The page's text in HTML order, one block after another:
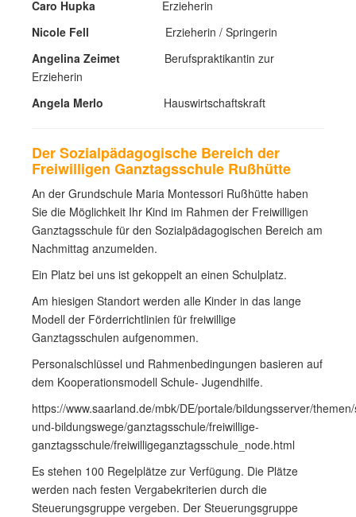
Caro Hupka
Erzieherin
Nicole Fell
Erzieherin / Springerin
Angelina Zeimet Berufspraktikantin zur
Erzieherin
Angela Merlo Hauswirtschaftskraft
Der Sozialpädagogische Bereich der
Freiwilligen Ganztagsschule Rußhütte
An der Grundschule Maria Montessori Rußhütte haben
Sie die Möglichkeit Ihr Kind im Rahmen der Freiwilligen
Ganztagsschule für den Sozialpädagogischen Bereich am
Nachmittag anzumelden.
Ein Platz bei uns ist gekoppelt an einen Schulplatz.
Am hiesigen Standort werden alle Kinder in das lange
Modell der Förderrichtlinien für freiwillige
Ganztagsschulen aufgenommen.
Personalschlüssel und Rahmenbedingungen basieren auf
dem Kooperationsmodell Schule- Jugendhilfe.
https://www.saarland.de/mbk/DE/portale/bildungsserver/
und-bildungswege/ganztagsschule/freiwillige-
ganztagsschule/freiwilligeganztagsschule_node.html
Es stehen 100 Regelplätze zur Verfügung. Die Plätze
werden nach festen Vergabekriterien durch die
Steuerungsgruppe vergeben. Der Steuerungsgruppe